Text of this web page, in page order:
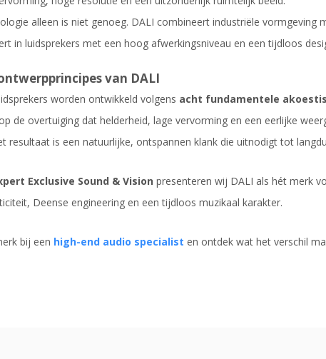
alleen is niet genoeg. DALI combineert industriële vormgeving
in luidsprekers met een hoog afwerkingsniveau en een tijdloos
van DALI
worden ontwikkeld volgens acht fundamentele
de overtuiging dat helderheid, lage vervorming en een eerlijke
resultaat is een natuurlijke, ontspannen klank die uitnodigt tot
Exclusive Sound & Vision presenteren wij DALI als hét merk
Deense engineering en een tijdloos muzikaal karakter.
bij een high-end audio specialist en ontdek wat het verschil